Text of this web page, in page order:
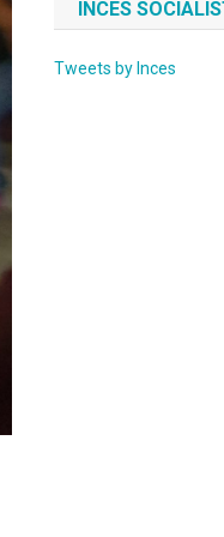
INCES
Tweets by Inces